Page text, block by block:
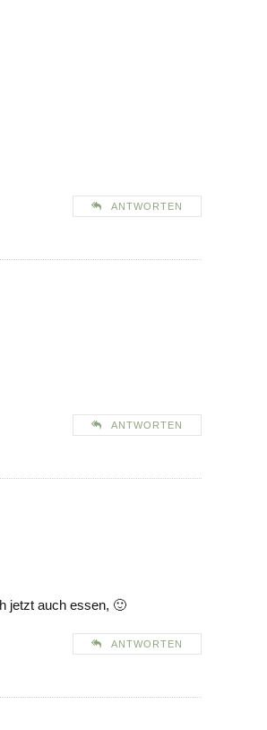
ANTWORTEN
ANTWORTEN
jetzt auch essen, 🙂
ANTWORTEN